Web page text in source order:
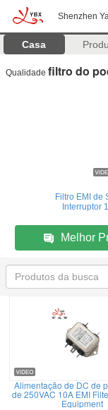
Shenzhen
Casa
Qualidade filtro do
Filtro EMI de
Interruptor
Melhor
Alimentação de DC de
de 250VAC 10A EMI
Equipment